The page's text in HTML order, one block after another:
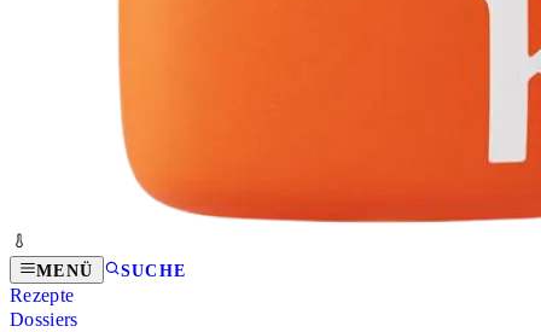
MENÜ SUCHE
Rezepte
Dossiers